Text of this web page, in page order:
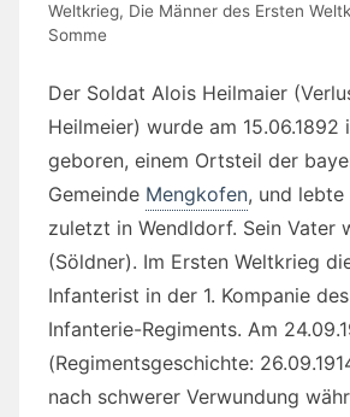
Weltkrieg, Die Männer des Ersten
Somme
Der Soldat Alois Heilmaier
Heilmeier) wurde am 15.06.1892
geboren, einem Ortsteil der
Gemeinde Mengkofen, und
zuletzt in Wendldorf. Sein Vater
(Söldner). Im Ersten Weltkrieg
Infanterist in der 1. Kompanie
Infanterie-Regiments. Am
(Regimentsgeschichte:
nach schwerer Verwundung